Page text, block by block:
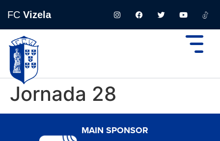
FC Vizela
Jornada 28
MAIN SPONSOR